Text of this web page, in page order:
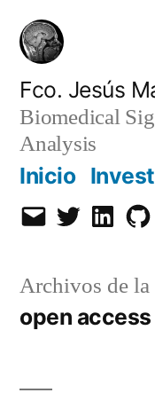
Saltar
contenido
Fco. Jesús
Biomedical
Analysis
Inicio
EmailTwitterLinkedIn
Archivos de la
open access